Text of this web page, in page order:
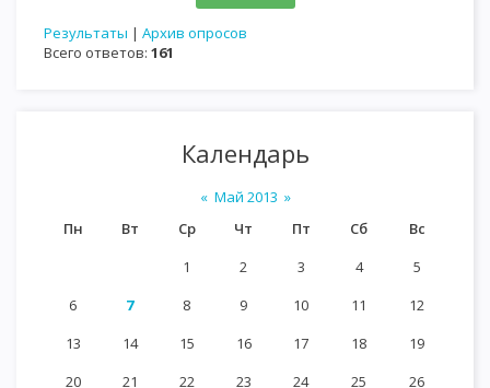
Результаты | Архив опросов
Всего ответов: 161
Календарь
« Май 2013 »
Пн
Вт Ср Чт Пт Сб
Вс
1
2 3 4
5
6
7 8 9 10 11
12
13
14 15 16 17 18
19
20
21 22 23 24 25 26